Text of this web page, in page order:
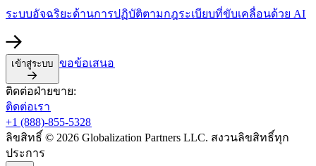
ระบบอัจฉริยะด้านการปฏิบัติตามกฎระเบียบที่ขับเคลื่อนด้วย AI​​
เข้าสู่ระบบ​​ ขอข้อเสนอ​​
ติดต่อฝ่ายขาย:​​
ติดต่อเรา​​
+1 (888)-855-5328​​
ลิขสิทธิ์ © 2026 Globalization Partners LLC. สงวนลิขสิทธิ์ทุก
ประการ​​